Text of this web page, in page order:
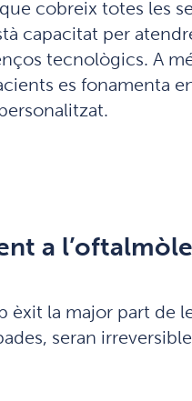
cobreix totes les
capacitat per
tecnològics. A
es fonamenta
a
la major part de
seran